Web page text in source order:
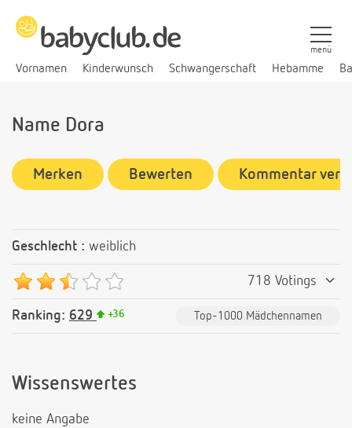
Vornamen Kinderwunsch Schwangerschaft Hebamme
menü
Name Dora
Merken Bewerten Kommentar
Geschlecht : weiblich
718 Votings
Ranking: 629 +36 Top-1000 Mädchennamen
Wissenswertes
keine Angabe